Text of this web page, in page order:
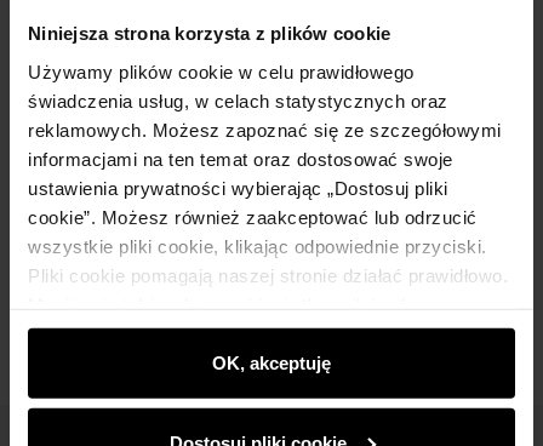
Niniejsza strona korzysta z plików cookie
Używamy plików cookie w celu prawidłowego
świadczenia usług, w celach statystycznych oraz
reklamowych. Możesz zapoznać się ze szczegółowymi
informacjami na ten temat oraz dostosować swoje
ustawienia prywatności wybierając „Dostosuj pliki
cookie”. Możesz również zaakceptować lub odrzucić
wszystkie pliki cookie, klikając odpowiednie przyciski.
Pliki cookie pomagają naszej stronie działać prawidłowo.
wyświetlać im dopasowane do ich preferencji treści,
rekomendacje oraz komunikaty reklamowe informujące o
najnowszych promocjach w e-sklepie. Informacje o tym,
OK, akceptuję
Opis produktu
Szczegóły
Skład i wymiary
Opinie